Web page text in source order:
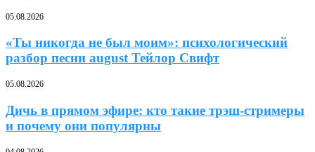
05.08.2026
«Ты никогда не был моим»: психологический
разбор песни august Тейлор Свифт
05.08.2026
Дичь в прямом эфире: кто такие трэш-стримеры
и почему они популярны